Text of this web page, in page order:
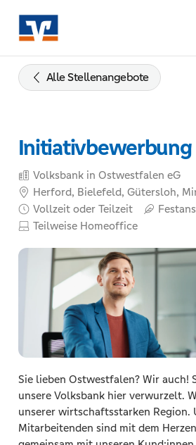
Inhalt
springen
Zur
Navigation
springen
springen
Alle Stellenangebote
Initiativbewerbung
Volksbank in Ostwestfalen eG
Herford, Bielefeld, Gütersloh,
Vollzeit oder Teilzeit
Teilweise Homeoffice
Sie lieben Ostwestfalen? Wir auch!
unsere Volksbank hier verwurzelt.
unserer wirtschaftsstarken Region.
Mitarbeitenden sind mit dem